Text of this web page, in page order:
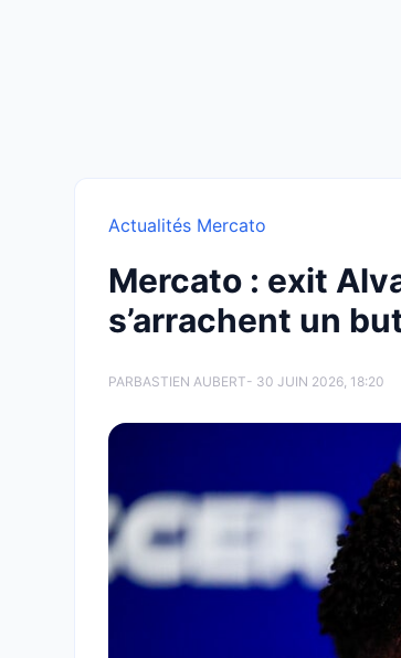
Actualités Mercato
Mercato : exit
s’arrachent un
PARBASTIEN AUBERT- 30 JUIN 2026, 18:20